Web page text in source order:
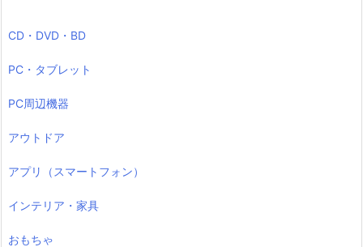
CD・DVD・BD
PC・タブレット
PC周辺機器
アウトドア
アプリ（スマートフォン）
インテリア・家具
おもちゃ